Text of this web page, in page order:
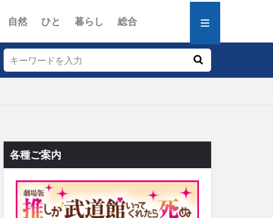
自然 ひと 暮らし 総合
各種ご案内